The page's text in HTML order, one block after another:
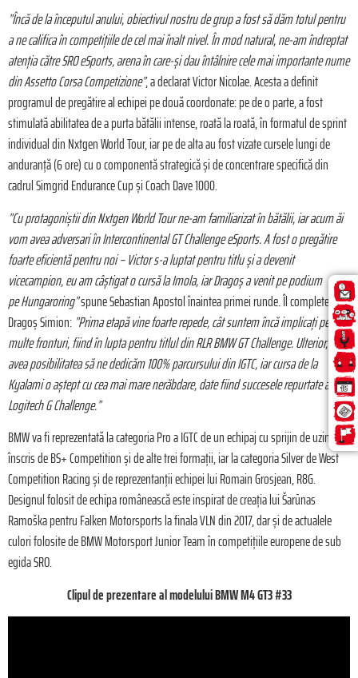
”Încă de la începutul anului, obiectivul nostru de grup a fost să dăm totul pentru
a ne califica în competițiile de cel mai înalt nivel. În mod natural, ne-am îndreptat
atenția către SRO eSports, arena în care-și dau întâlnire cele mai importante nume
din Assetto Corsa Competizione”, a declarat Victor Nicolae. Acesta a definit
programul de pregătire al echipei pe două coordonate: pe de o parte, a fost
stimulată abilitatea de a purta bătălii intense, roată la roată, în formatul de sprint
individual din Nxtgen World Tour, iar pe de alta au fost vizate cursele lungi de
anduranță (6 ore) cu o componentă strategică și de concentrare specifică din
cadrul Simgrid Endurance Cup și Coach Dave 1000.
”Cu protagoniștii din Nxtgen World Tour ne-am familiarizat în bătălii, iar acum ăi
vom avea adversari în Intercontinental GT Challenge eSports. A fost o pregătire
foarte eficientă pentru noi – Victor s-a luptat pentru titlu și a devenit
vicecampion, eu am câștigat o cursă la Imola, iar Dragoș a venit pe podium
peHungaroring”spune Sebastian Apostol înaintea primei runde. Îl completează
Dragoș Simion:”Prima etapă vine foarte repede, cât suntem încă implicați pe mai
multe fronturi, fiind în lupta pentru titlul din RLR BMW GT Challenge. Ulterior, vom
avea posibilitatea să ne dedicăm 100% parcursului din IGTC, iar cursa de la
Kyalami o aștept cu cea mai mare nerăbdare, date fiind succesele repurtate aici în
Logitech G Challenge.”
BMW va fi reprezentată la categoria Pro a IGTC de un echipaj cu sprijin de uzină
înscris de BS+ Competition și de alte trei formații, iar la categoria Silver de West
Competition Racing și de reprezentanții echipei lui Romain Grosjean, R8G.
Designul folosit de echipa românească este inspirat de creația lui Šarūnas
Ramoška pentru Falken Motorsports la finala VLN din 2017, dar și de actualele
culori folosite de BMW Motorsport Junior Team în competițiile europene de sub
egida SRO.
Clipul de prezentare al modelului BMW M4 GT3 #33